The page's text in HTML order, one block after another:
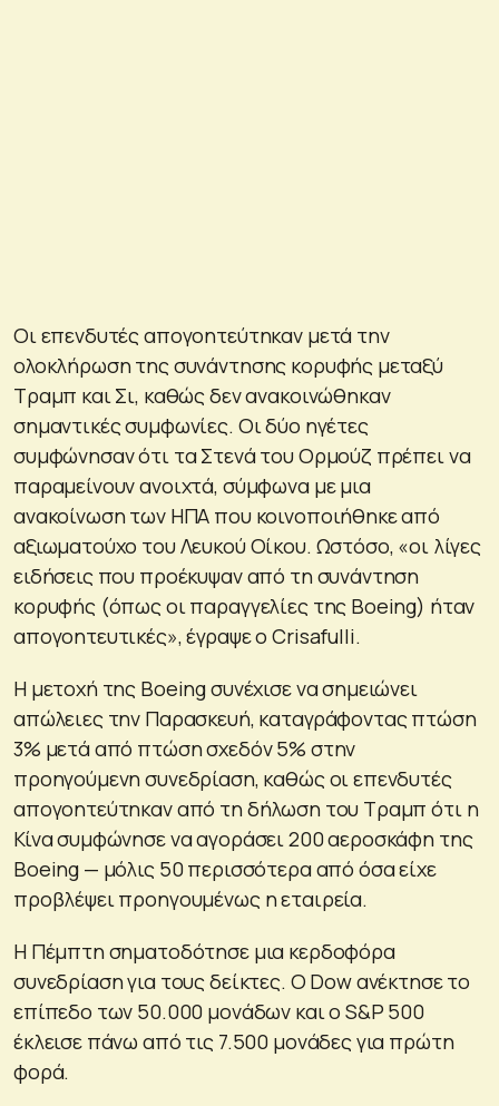
Οι επενδυτές απογοητεύτηκαν μετά την
ολοκλήρωση της συνάντησης κορυφής μεταξύ
Τραμπ και Σι, καθώς δεν ανακοινώθηκαν
σημαντικές συμφωνίες. Οι δύο ηγέτες
συμφώνησαν ότι τα Στενά του Ορμούζ πρέπει να
παραμείνουν ανοιχτά, σύμφωνα με μια
ανακοίνωση των ΗΠΑ που κοινοποιήθηκε από
αξιωματούχο του Λευκού Οίκου. Ωστόσο, «οι λίγες
ειδήσεις που προέκυψαν από τη συνάντηση
κορυφής (όπως οι παραγγελίες της Boeing) ήταν
απογοητευτικές», έγραψε ο Crisafulli.
Η μετοχή της Boeing συνέχισε να σημειώνει
απώλειες την Παρασκευή, καταγράφοντας πτώση
3% μετά από πτώση σχεδόν 5% στην
προηγούμενη συνεδρίαση, καθώς οι επενδυτές
απογοητεύτηκαν από τη δήλωση του Τραμπ ότι η
Κίνα συμφώνησε να αγοράσει 200 αεροσκάφη της
Boeing — μόλις 50 περισσότερα από όσα είχε
προβλέψει προηγουμένως η εταιρεία.
Η Πέμπτη σηματοδότησε μια κερδοφόρα
συνεδρίαση για τους δείκτες. Ο Dow ανέκτησε το
επίπεδο των 50.000 μονάδων και ο S&P 500
έκλεισε πάνω από τις 7.500 μονάδες για πρώτη
φορά.